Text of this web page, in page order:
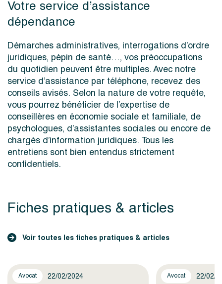
Votre service d’assistance
dépendance
Démarches administratives, interrogations d’ordre
juridiques, pépin de santé…, vos préoccupations
du quotidien peuvent être multiples. Avec notre
service d’assistance par téléphone, recevez des
conseils avisés. Selon la nature de votre requête,
vous pourrez bénéficier de l’expertise de
conseillères en économie sociale et familiale, de
psychologues, d’assistantes sociales ou encore de
chargés d’information juridiques. Tous les
entretiens sont bien entendus strictement
confidentiels.
Fiches pratiques & articles
Voir toutes les fiches pratiques & articles
Avocat 22/02/2024 Avocat 22/02/